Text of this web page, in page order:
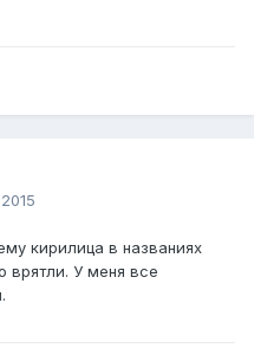
кирилица в названиях
врятли. У меня все